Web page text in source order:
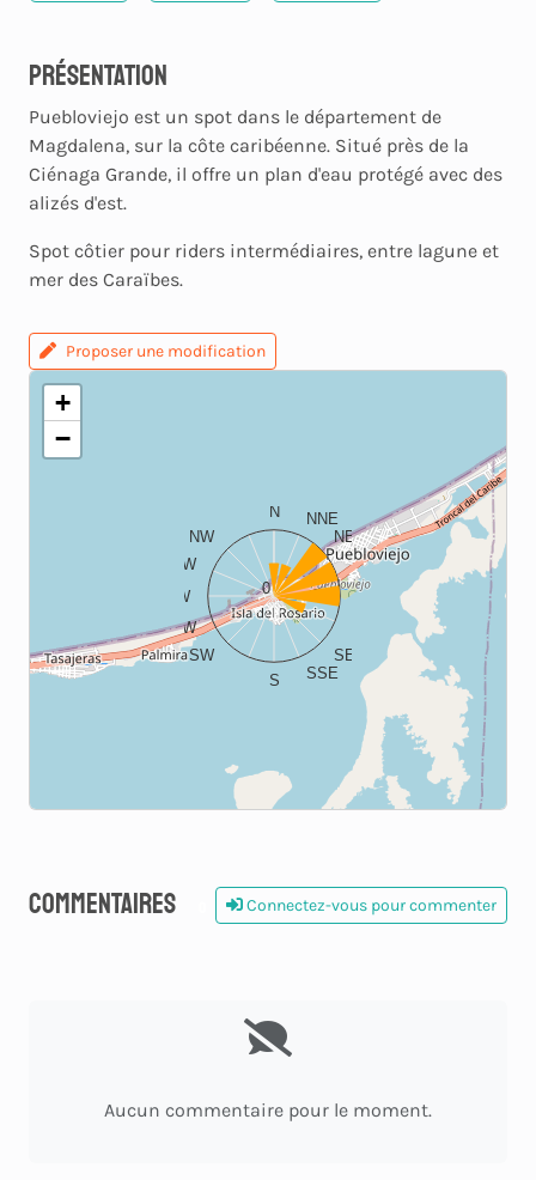
Présentation
Puebloviejo est un spot dans le département de
Magdalena, sur la côte caribéenne. Situé près de la
Ciénaga Grande, il offre un plan d'eau protégé avec des
alizés d'est.
Spot côtier pour riders intermédiaires, entre lagune et
mer des Caraïbes.
Proposer une modification
N
NNE
NE
ENE
E
SE
SSE
S
SW
WSW
W
WNW
NW
0
+
−
Commentaires Connectez-vous pour commenter
Aucun commentaire pour le moment.